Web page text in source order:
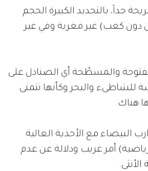
جداً، بالتحديد الكبيرة الحجم
كعب) غير مغرية وفي غير
والمسطّحة أي الصنادل على
للشاطىء والبحر وكأنها تتمنى
هناك.
البيضاء مع الأحذية العالية
أمر غريب ودلالة عن عدم